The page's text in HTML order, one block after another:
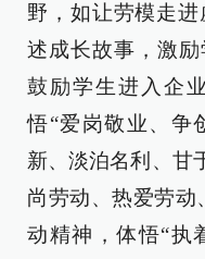
野，如让劳模走
述成长故事，激
鼓励学生进入企
悟“爱岗敬业、争
新、淡泊名利、甘
尚劳动、热爱劳动
动精神，体悟“执